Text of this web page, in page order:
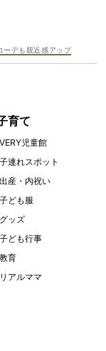
ーデも親近感アップ
育て
VERY児童館
子連れスポット
出産・内祝い
子ども服
グッズ
子ども行事
教育
リアルママ